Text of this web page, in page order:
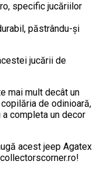
specific jucăriilor
păstrându-și
jucării de
mai mult decât un
de odinioară,
completa un decor
acest jeep Agatex